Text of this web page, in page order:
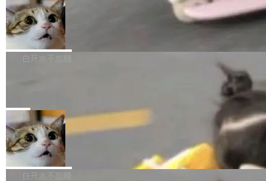
l 迁移或唤醒时，新宿主从 S3 恢复 SQLite 数据
库继续执行。存储库是持久化的唯一真相...
te 17 Pro、OPPO K15，要么是vivo X300 E这
样的次旗舰。 Galaxy Z Fold8 Ultra / Z Fold8 /
Z Flip8三款折叠屏新机均在7月22日发布，且全
部搭载骁龙8 Elite Gen5 for Galaxy，它们本该
本控制系统。目前处于 Early Access 阶段。 De
ltaDB 的核心思路直接写在 landing page 最显
眼的位置：「Software is made between com
mits」——软件是在 commit 之间写出来的。git
是把这段空隙补上。 回退到任何一次编辑：Delt
aDB 捕获 commit 之间的每一次操作，...
SpaceXAI 单季资本开支达 183 亿美元
根据风险投资人Tomer Tunguz 博客（VC 分
析）披露的最新分析与第二季度业绩报告，Spac
微软同期总资本开支的四成。 与亚马逊、Alpha
bet、微软以及 Meta 等传统科技巨头相比，Spa
ceXAI的资金消耗速度尤为引人瞩目。然而，支
撑庞大支出的资金来源却呈现出截然不同的面
貌。数据显示，微软和 Meta 主要依托充沛的经
白开水不加糖
一个在终端里运行的编程 agent；Muse Spark
1.2，驱动这个 agent 的新模型。一句话概括：
你可以用 curl -fsSL https://dev.meta.ai/install.
sh | bash 安装一个能在大项目里自动规划、写
代码、验证结果的 AI 终端工具。 据介绍，Muse
局
美团开源 LoHoSearch，用知识图谱校
准 AI 能力认知
机器出题的前提，是让机器拥有全局视野。整个
构建流程可以分为四个环节：建图 → 控制难度
白开水不加糖